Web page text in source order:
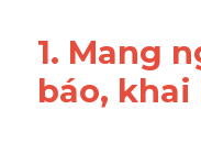
1. Mang
báo, khai